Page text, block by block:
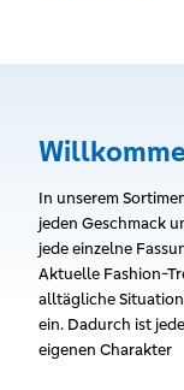
In unserem
jeden Geschmack
jede einzelne
Aktuelle Fashion-
alltägliche
ein. Dadurch ist
eigenen Charakter